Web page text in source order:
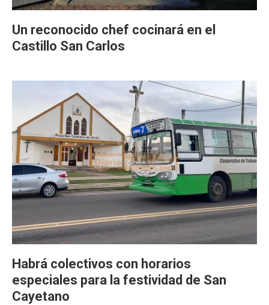
Un reconocido chef cocinará en el
Castillo San Carlos
Habrá colectivos con horarios
especiales para la festividad de San
Cayetano